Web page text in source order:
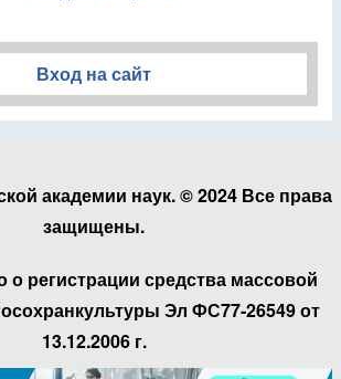
Вход на сайт
академии наук. © 2024 Все права
защищены.
о регистрации средства массовой
Эл ФС77-26549 от
13.12.2006 г.